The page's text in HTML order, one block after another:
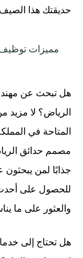
حديقتك هذا
مميزات توظيف
هل تبحث عن
الرياض؟ لا مزيد
المتاحة في
مصمم حدائق
جذابًا لمن
للحصول على
والعثور على ما
هل تحتاج إلى